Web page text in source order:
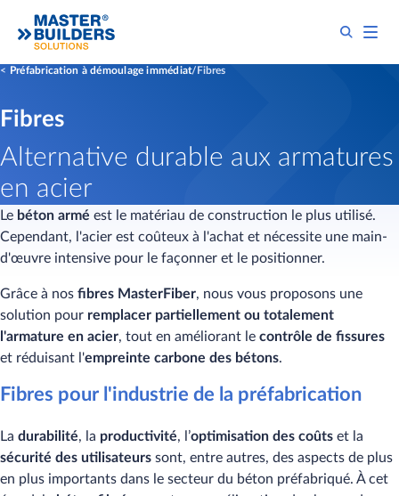
Préfabrication à démoulage immédiat Fibres
Fibres
Alternative durable aux armatures
en acier
Le béton armé est le matériau de construction le plus utilisé.
Cependant, l'acier est coûteux à l'achat et nécessite une main-
d'œuvre intensive pour le façonner et le positionner.
Grâce à nos fibres MasterFiber, nous vous proposons une
solution pour remplacer partiellement ou totalement
l'armature en acier, tout en améliorant le contrôle de fissures
et réduisant l'empreinte carbone des bétons.
Fibres pour l'industrie de la préfabrication
La durabilité, la productivité, l’optimisation des coûts et la
sécurité des utilisateurs sont, entre autres, des aspects de plus
en plus importants dans le secteur du béton préfabriqué. À cet